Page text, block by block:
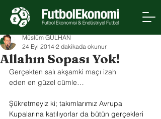
Allahın Sopası Yok!
Müslüm GÜLHAN
24 Eyl 2014 2 dakikada okunur
Gerçekten salı akşamki maçı izah
eden en güzel cümle…
Şükretmeyiz ki; takımlarımız Avrupa
Kupalarına katılıyorlar da bütün gerçekleri